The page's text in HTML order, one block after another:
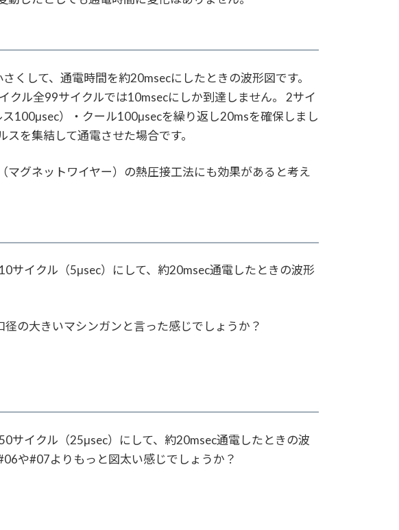
くして、通電時間を約20msecにしたときの波形図です。
クル全99サイクルでは10msecにしか到達しません。 2サイ
ス100μsec）・クール100μsecを繰り返し20msを確保しまし
スを集結して通電させた場合です。
マグネットワイヤー）の熱圧接工法にも効果があると考え
サイクル（5μsec）にして、約20msec通電したときの波形
径の大きいマシンガンと言った感じでしょうか？
サイクル（25μsec）にして、約20msec通電したときの波
や#07よりもっと図太い感じでしょうか？